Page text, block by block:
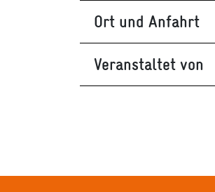
Ort und Anfahrt
Veranstaltet von